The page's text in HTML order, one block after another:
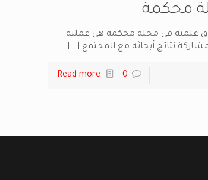
محكمة
علمية في مجلة محكمة هي عملية
نتائج أبحاثه مع المجتمع […]
0
Read more